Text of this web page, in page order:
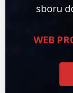
sboru
WEB